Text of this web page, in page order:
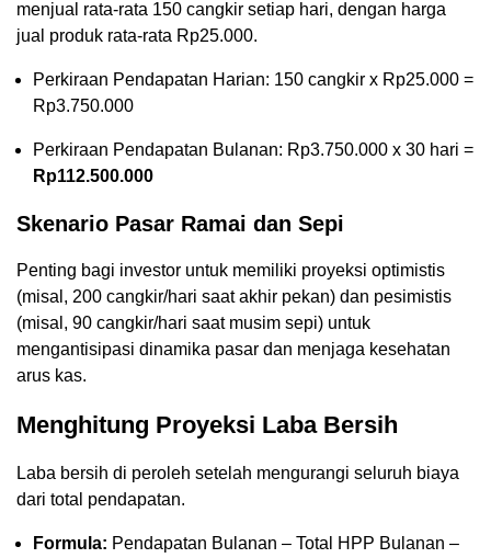
menjual rata-rata 150 cangkir setiap hari, dengan harga
jual produk rata-rata Rp25.000.
Perkiraan Pendapatan Harian: 150 cangkir x Rp25.000 =
Rp3.750.000
Perkiraan Pendapatan Bulanan: Rp3.750.000 x 30 hari =
Rp112.500.000
Skenario Pasar Ramai dan Sepi
Penting bagi investor untuk memiliki proyeksi optimistis
(misal, 200 cangkir/hari saat akhir pekan) dan pesimistis
(misal, 90 cangkir/hari saat musim sepi) untuk
mengantisipasi dinamika pasar dan menjaga kesehatan
arus kas.
Menghitung Proyeksi Laba Bersih
Laba bersih di peroleh setelah mengurangi seluruh biaya
dari total pendapatan.
Formula: Pendapatan Bulanan – Total HPP Bulanan –